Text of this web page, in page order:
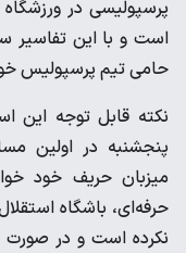
پرسپولیسی در ورزشگاه
است و با این تفاسیر
حامی تیم پرسپولیس
نکته قابل توجه این
پنجشنبه در اولین
میزبان حریف خود
حرفه‌ای، باشگاه
نکرده است و در صورت